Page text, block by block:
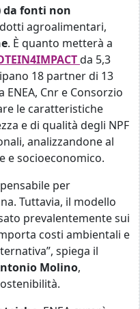
da fonti non
agroalimentari,
. È quanto metterà a
da 5,3
18 partner di 13
ENEA, Cnr e Consorzio
le caratteristiche
e di qualità degli NPF
analizzandone al
e socioeconomico.
per
Tuttavia, il modello
prevalentemente sui
costi ambientali e
spiega il
Molino,